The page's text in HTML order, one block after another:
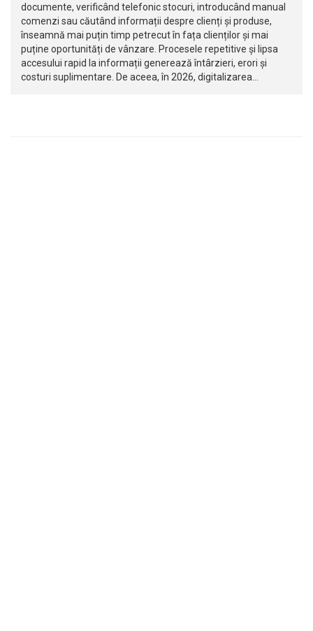
documente, verificând telefonic stocuri, introducând manual
comenzi sau căutând informații despre clienți și produse,
înseamnă mai puțin timp petrecut în fața clienților și mai
puține oportunități de vânzare. Procesele repetitive și lipsa
accesului rapid la informații generează întârzieri, erori și
costuri suplimentare. De aceea, în 2026, digitalizarea…